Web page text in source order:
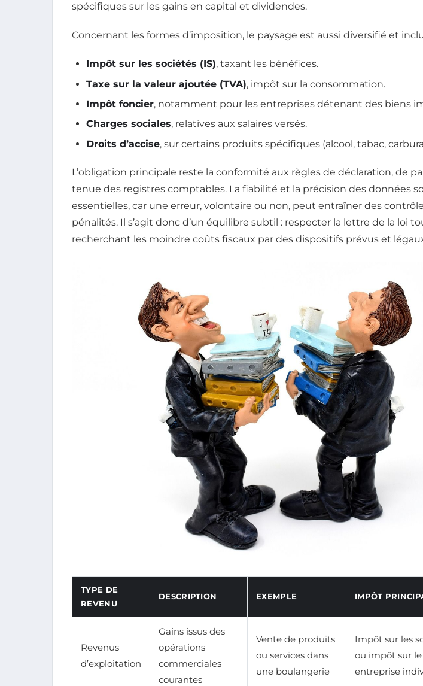
spécifiques sur les gains en capital et dividendes.
Concernant les formes d’imposition, le paysage est aussi diversifié et
Impôt sur les sociétés (IS), taxant les bénéfices.
Taxe sur la valeur ajoutée (TVA), impôt sur la consommation.
Impôt foncier, notamment pour les entreprises détenant des biens
Charges sociales, relatives aux salaires versés.
Droits d’accise, sur certains produits spécifiques (alcool, tabac,
L’obligation principale reste la conformité aux règles de déclaration, de
tenue des registres comptables. La fiabilité et la précision des données
essentielles, car une erreur, volontaire ou non, peut entraîner des
pénalités. Il s’agit donc d’un équilibre subtil : respecter la lettre de la loi
recherchant les moindre coûts fiscaux par des dispositifs prévus et
TYPE DE
REVENU
DESCRIPTION EXEMPLE IMPÔT
Revenus
d’exploitation
Gains issus des
opérations
commerciales
courantes
Vente de produits
ou services dans
une boulangerie
Impôt sur les
ou impôt sur
entreprise